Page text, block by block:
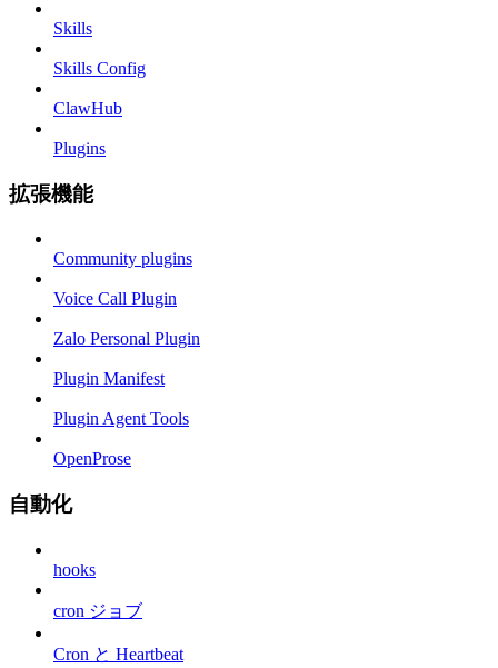
Skills
Skills Config
ClawHub
Plugins
拡張機能
Community plugins
Voice Call Plugin
Zalo Personal Plugin
Plugin Manifest
Plugin Agent Tools
OpenProse
自動化
hooks
cron ジョブ
Cron と Heartbeat